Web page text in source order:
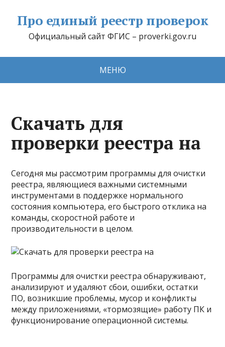
Про единый реестр проверок
Официальный сайт ФГИС – proverki.gov.ru
МЕНЮ
Скачать для
проверки реестра на
Сегодня мы рассмотрим программы для очистки
реестра, являющиеся важными системными
инструментами в поддержке нормального
состояния компьютера, его быстрого отклика на
команды, скоростной работе и
производительности в целом.
Программы для очистки реестра обнаруживают,
анализируют и удаляют сбои, ошибки, остатки
ПО, возникшие проблемы, мусор и конфликты
между приложениями, «тормозящие» работу ПК и
функционирование операционной системы.